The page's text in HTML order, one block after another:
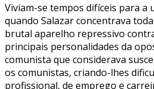
Viviam-se tempos difíceis para a
quando Salazar concentrava
brutal aparelho repressivo
principais personalidades da
comunista que considerava
os comunistas, criando-lhes
profissional, de emprego e